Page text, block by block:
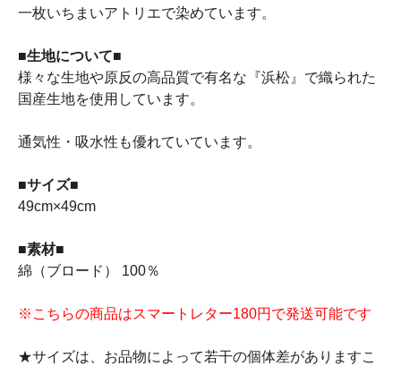
一枚いちまいアトリエで染めています。
■生地について■
様々な生地や原反の高品質で有名な『浜松』で織られた
国産生地を使用しています。
通気性・吸水性も優れていています。
■サイズ■
49cm×49cm
■素材■
綿（ブロード） 100％
※こちらの商品はスマートレター180円で発送可能です
★サイズは、お品物によって若干の個体差がありますこ